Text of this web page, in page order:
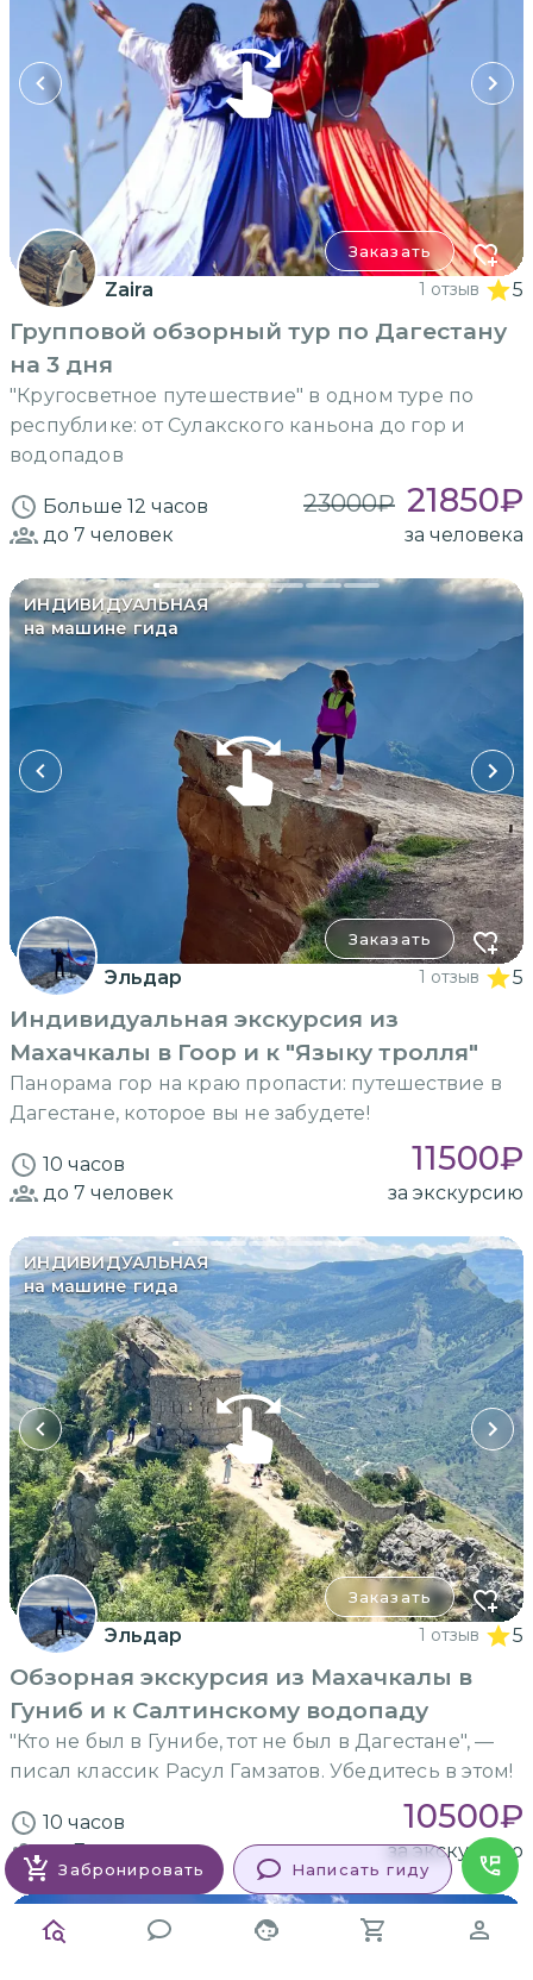
Заказать
Zaira 1 отзыв 5
Групповой обзорный тур по Дагестану
на 3 дня
"Кругосветное путешествие" в одном туре по
республике: от Сулакского каньона до гор и
водопадов
Больше 12 часов 23000₽ 21850₽
до 7 человек за человека
ИНДИВИДУАЛЬНАЯ
на машине гида
Заказать
Эльдар 1 отзыв 5
Индивидуальная экскурсия из
Махачкалы в Гоор и к "Языку тролля"
Панорама гор на краю пропасти: путешествие в
Дагестане, которое вы не забудете!
10 часов 11500₽
до 7 человек за экскурсию
ИНДИВИДУАЛЬНАЯ
на машине гида
Заказать
Эльдар 1 отзыв 5
Обзорная экскурсия из Махачкалы в
Гуниб и к Салтинскому водопаду
"Кто не был в Гунибе, тот не был в Дагестане", —
писал классик Расул Гамзатов. Убедитесь в этом!
10 часов 10500₽
до 7человек за экскурсию
ИНДИВИДУАЛЬНАЯ
на машине гида
Забронировать Написать гиду